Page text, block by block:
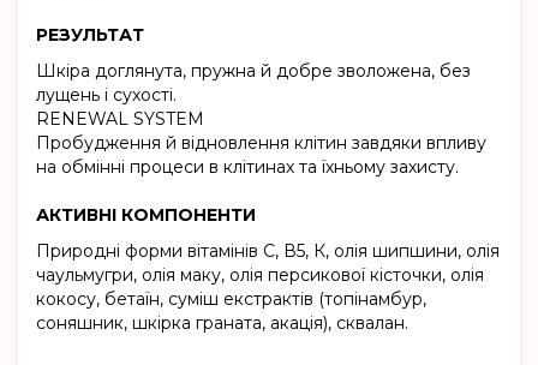
РЕЗУЛЬТАТ
Шкіра доглянута, пружна й добре зволожена, без
лущень і сухості.
RENEWAL SYSTEM
Пробудження й відновлення клітин завдяки впливу
на обмінні процеси в клітинах та їхньому захисту.
АКТИВНІ КОМПОНЕНТИ
Природні форми вітамінів С, В5, К, олія шипшини, олія
чаульмугри, олія маку, олія персикової кісточки, олія
кокосу, бетаїн, суміш екстрактів (топінамбур,
соняшник, шкірка граната, акація), сквалан.